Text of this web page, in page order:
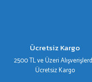
Ürün fiyatı diğer sitelerden
Bu ürüne benzer farklı
Ücretsiz Kargo
2500 TL ve Üzeri
Ücretsiz Kargo